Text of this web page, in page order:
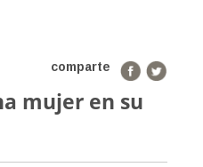
comparte
mujer en su